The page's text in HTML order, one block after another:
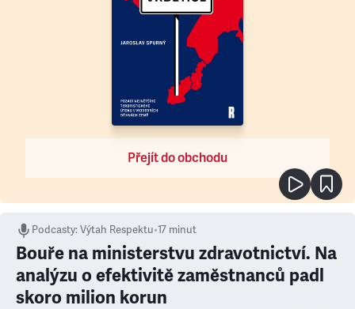
Přejít do obchodu
Podcasty:Výtah Respektu•17 minut
Bouře na ministerstvu zdravotnictví. Na
analýzu o efektivitě zaměstnanců padl
skoro milion korun